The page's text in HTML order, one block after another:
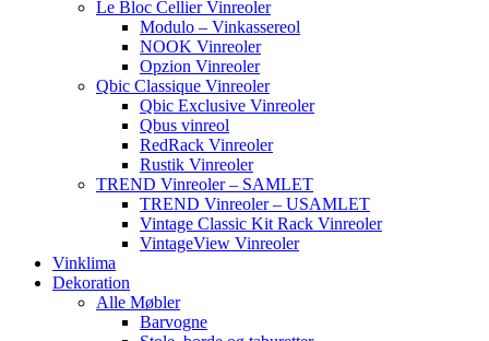
Le Bloc Cellier Vinreoler
Modulo – Vinkassereol
NOOK Vinreoler
Opzion Vinreoler
Qbic Classique Vinreoler
Qbic Exclusive Vinreoler
Qbus vinreol
RedRack Vinreoler
Rustik Vinreoler
TREND Vinreoler – SAMLET
TREND Vinreoler – USAMLET
Vintage Classic Kit Rack Vinreoler
VintageView Vinreoler
Vinklima
Dekoration
Alle Møbler
Barvogne